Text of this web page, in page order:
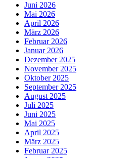
Juni 2026
Mai 2026
April 2026
März 2026
Februar 2026
Januar 2026
Dezember 2025
November 2025
Oktober 2025
September 2025
August 2025
Juli 2025
Juni 2025
Mai 2025
April 2025
März 2025
Februar 2025